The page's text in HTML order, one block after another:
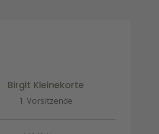
Birgit Kleinekorte
1. Vorsitzende